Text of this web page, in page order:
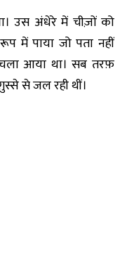
उस अंधेरे में चीज़ों को
में पाया जो पता नहीं
आया था। सब तरफ़
से जल रही थीं।